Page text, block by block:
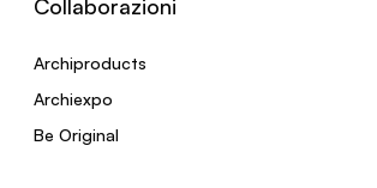
Collaborazioni
Archiproducts
Archiexpo
Be Original